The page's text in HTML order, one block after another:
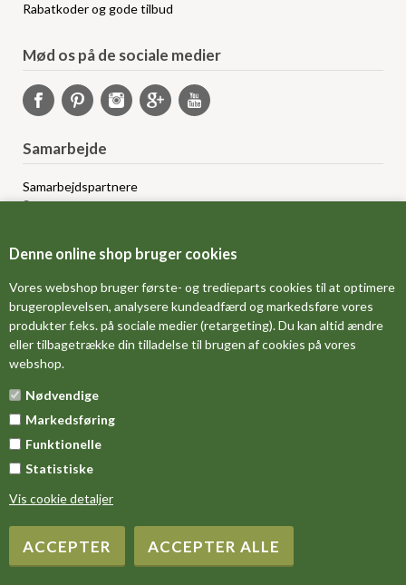
Denne online shop bruger cookies
Vores webshop bruger første- og tredieparts cookies til at optimere
brugeroplevelsen, analysere kundeadfærd og markedsføre vores
produkter f.eks. på sociale medier (retargeting). Du kan altid ændre
eller tilbagetrække din tilladelse til brugen af cookies på vores
webshop.
Nødvendige
Markedsføring
Funktionelle
Statistiske
Vis cookie detaljer
Rabatkoder og gode tilbud
Mød os på de sociale medier
Samarbejde
Samarbejdspartnere
Sponsorprogram
Grossistsalg
FORSIDE
OM OS
MÅLESKEMA
DINE FAVORITVARER
Copyright 2016 ZooShirts.dk